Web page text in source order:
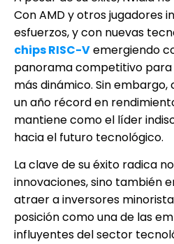
Con AMD y otros jugadores
esfuerzos, y con nuevas
chips RISC-Vemergiendo
panorama competitivo
más dinámico. Sin embargo,
un año récord en
mantiene como el líder
hacia el futuro tecnológico.
La clave de su éxito radica
innovaciones, sino también
atraer a inversores
posición como una de las
influyentes del sector